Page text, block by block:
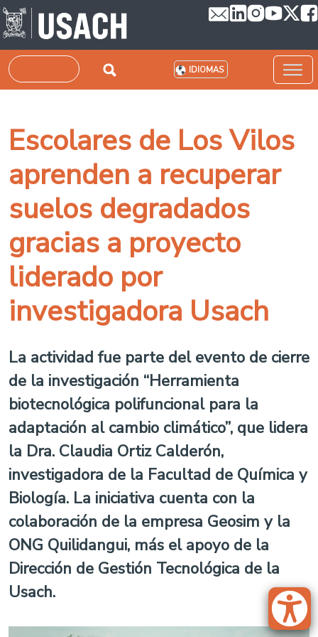
Pasar al contenido principal
Buscar IDIOMAS
Escolares de Los Vilos
aprenden a recuperar
suelos degradados
gracias a proyecto
liderado por
investigadora Usach
La actividad fue parte del evento de cierre
de la investigación “Herramienta
biotecnológica polifuncional para la
adaptación al cambio climático”, que lidera
la Dra. Claudia Ortiz Calderón,
investigadora de la Facultad de Química y
Biología. La iniciativa cuenta con la
colaboración de la empresa Geosim y la
ONG Quilidangui, más el apoyo de la
Dirección de Gestión Tecnológica de la
Usach.